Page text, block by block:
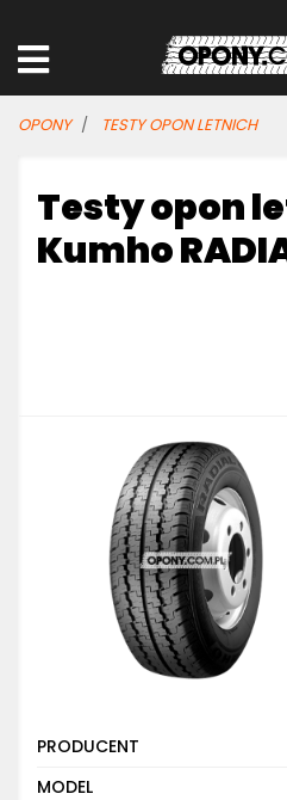
OPONY TESTY OPON LETNICH
Testy opon
Kumho
PRODUCENT
MODEL